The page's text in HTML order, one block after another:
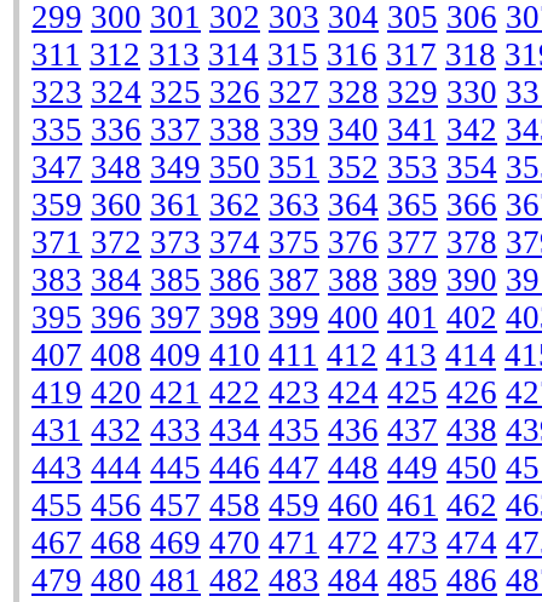
299 300 301 302 303 304 305 306
311 312 313 314 315 316 317 318
323 324 325 326 327 328 329 330
335 336 337 338 339 340 341 342
347 348 349 350 351 352 353 354
359 360 361 362 363 364 365 366
371 372 373 374 375 376 377 378
383 384 385 386 387 388 389 390
395 396 397 398 399 400 401 402
407 408 409 410 411 412 413 414
419 420 421 422 423 424 425 426
431 432 433 434 435 436 437 438
443 444 445 446 447 448 449 450
455 456 457 458 459 460 461 462
467 468 469 470 471 472 473 474
479 480 481 482 483 484 485 486